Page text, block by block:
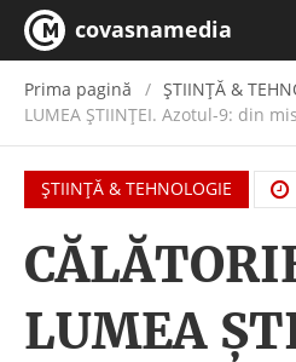
covasnamedia
Prima pagină ŞTIINŢĂ &
LUMEA ȘTIINȚEI. Azotul-9: din
ŞTIINŢĂ & TEHNOLOGIE
LUMEA